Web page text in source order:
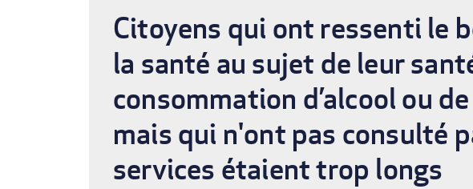
Fil
d'Ariane
Citoyens qui ont ressenti le
la santé au sujet de leur
consommation d’alcool ou
mais qui n'ont pas consulté
services étaient trop longs